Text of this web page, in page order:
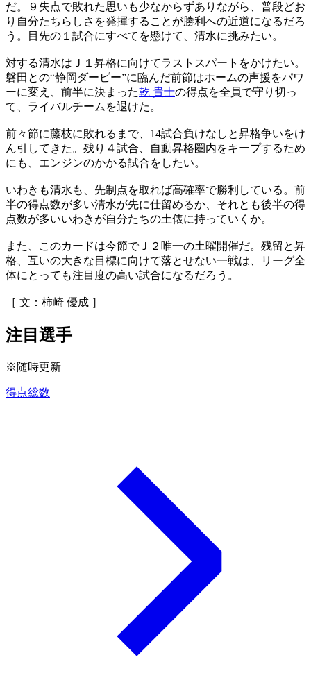
だ。９失点で敗れた思いも少なからずありながら、普段どお
り自分たちらしさを発揮することが勝利への近道になるだろ
う。目先の１試合にすべてを懸けて、清水に挑みたい。
対する清水はＪ１昇格に向けてラストスパートをかけたい。
磐田との“静岡ダービー”に臨んだ前節はホームの声援をパワ
ーに変え、前半に決まった乾 貴士の得点を全員で守り切っ
て、ライバルチームを退けた。
前々節に藤枝に敗れるまで、14試合負けなしと昇格争いをけ
ん引してきた。残り４試合、自動昇格圏内をキープするため
にも、エンジンのかかる試合をしたい。
いわきも清水も、先制点を取れば高確率で勝利している。前
半の得点数が多い清水が先に仕留めるか、それとも後半の得
点数が多いいわきが自分たちの土俵に持っていくか。
また、このカードは今節でＪ２唯一の土曜開催だ。残留と昇
格、互いの大きな目標に向けて落とせない一戦は、リーグ全
体にとっても注目度の高い試合になるだろう。
［ 文：柿崎 優成 ］
注目選手
※随時更新
得点総数